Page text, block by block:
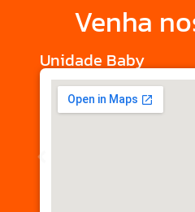
Venha
Unidade Baby